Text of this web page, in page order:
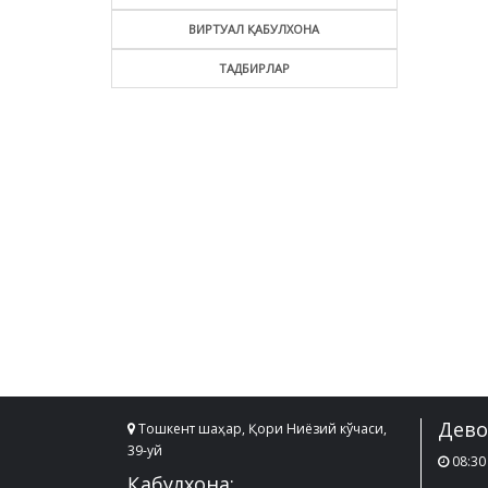
ВИРТУАЛ ҚАБУЛХОНА
ТАДБИРЛАР
Тошкент шаҳар, Қори Ниёзий кўчаси,
39-уй
08:30